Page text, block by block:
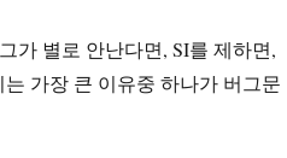
가 별로 안난다면, SI를 제하면,
가장 큰 이유중 하나가 버그문